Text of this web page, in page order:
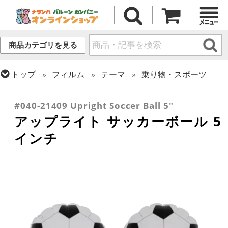
商品カテゴリを見る
トップ フィルム テーマ
乗り物・スポーツ
#040-21409 Upright Soccer Ball 5"
アップライト サッカーボール 5
インチ